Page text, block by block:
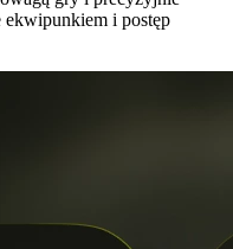
i postęp